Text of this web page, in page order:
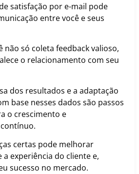
satisfação por e-mail pode
entre você e seus
não só coleta feedback valioso,
o relacionamento com seu
dos resultados e a adaptação
base nesses dados são passos
o crescimento e
certas pode melhorar
experiência do cliente e,
sucesso no mercado.